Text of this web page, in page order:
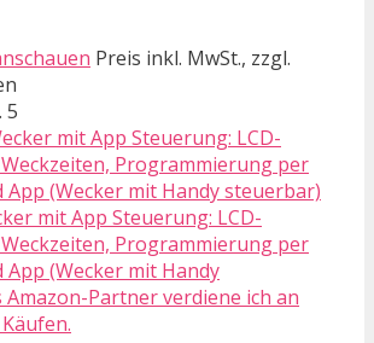
Preis inkl. MwSt., zzgl.
5
mit App Steuerung: LCD-
Programmierung per
App (Wecker mit Handy
Partner verdiene ich an